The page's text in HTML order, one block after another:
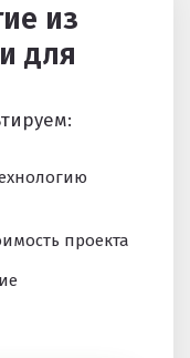
из
для
проекта